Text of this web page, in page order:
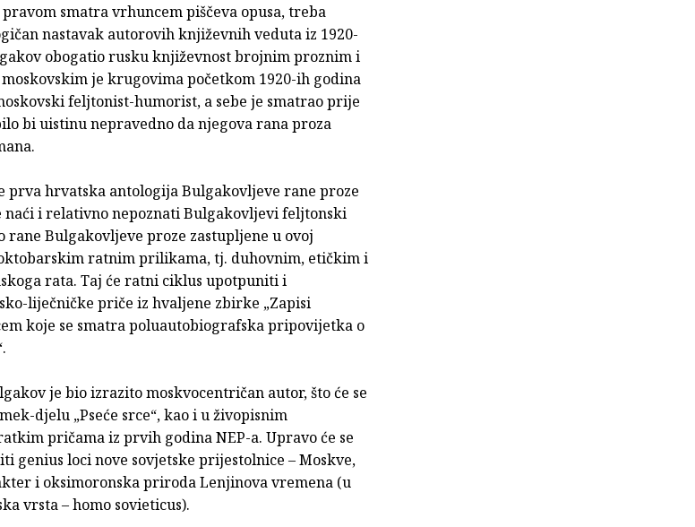
smatra vrhuncem piščeva opusa, treba
nastavak autorovih književnih veduta iz 1920-
obogatio rusku književnost brojnim proznim i
je krugovima početkom 1920-ih godina
feljtonist-humorist, a sebe je smatrao prije
bi uistinu nepravedno da njegova rana proza
prva hrvatska antologija Bulgakovljeve rane proze
naći i relativno nepoznati Bulgakovljevi feljtonski
rane Bulgakovljeve proze zastupljene u ovoj
ratnim prilikama, tj. duhovnim, etičkim i
rata. Taj će ratni ciklus upotpuniti i
liječničke priče iz hvaljene zbirke „Zapisi
koje se smatra poluautobiografska pripovijetka o
je bio izrazito moskvocentričan autor, što će se
djelu „Pseće srce“, kao i u živopisnim
pričama iz prvih godina NEP-a. Upravo će se
genius loci nove sovjetske prijestolnice – Moskve,
i oksimoronska priroda Lenjinova vremena (u
vrsta – homo sovieticus).